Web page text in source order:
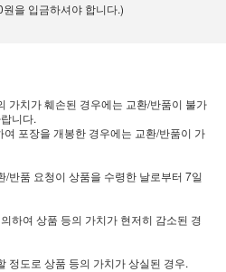
을 입금하셔야 합니다.)
가치가 훼손된 경우에는 교환/반품이 불가
니다.
포장을 개봉한 경우에는 교환/반품이 가
/반품 요청이 상품을 수령한 날로부터 7일
하여 상품 등의 가치가 현저히 감소된 경
정도로 상품 등의 가치가 상실된 경우.